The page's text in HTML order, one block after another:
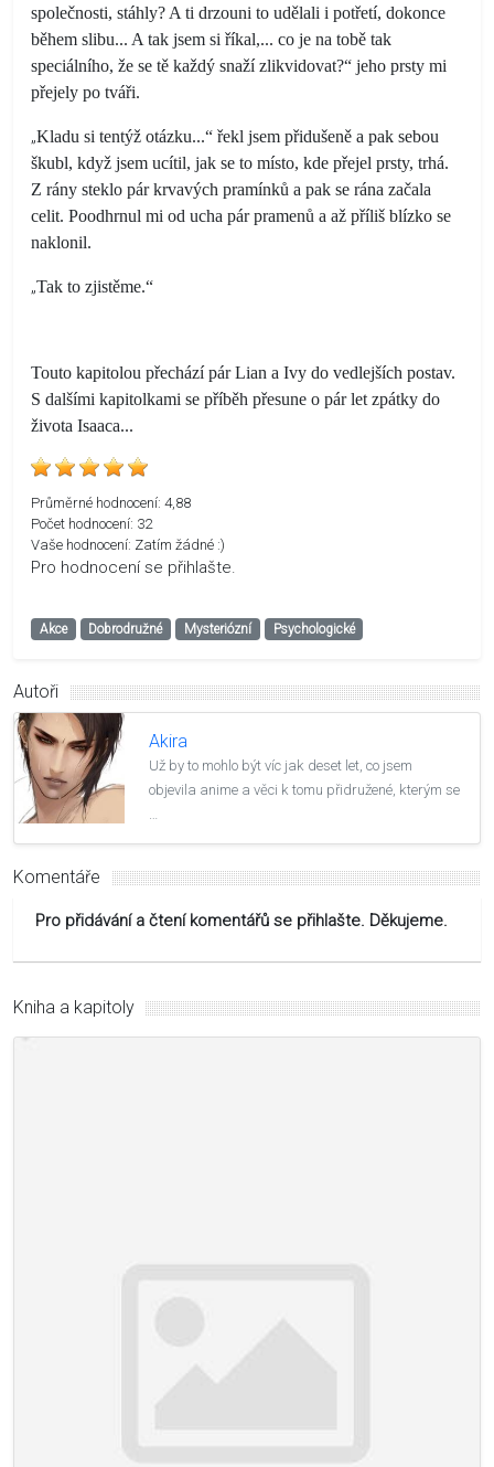
společnosti, stáhly? A ti drzouni to udělali i potřetí, dokonce
během slibu... A tak jsem si říkal,... co je na tobě tak
speciálního, že se tě každý snaží zlikvidovat?“ jeho prsty mi
přejely po tváři.
„Kladu si tentýž otázku...“ řekl jsem přidušeně a pak sebou
škubl, když jsem ucítil, jak se to místo, kde přejel prsty, trhá.
Z rány steklo pár krvavých pramínků a pak se rána začala
celit. Poodhrnul mi od ucha pár pramenů a až příliš blízko se
naklonil.
„Tak to zjistěme.“
Touto kapitolou přechází pár Lian a Ivy do vedlejších postav.
S dalšími kapitolkami se příběh přesune o pár let zpátky do
života Isaaca...
Průměrné hodnocení: 4,88
Počet hodnocení: 32
Vaše hodnocení: Zatím žádné :)
Pro hodnocení se přihlašte.
Akce Dobrodružné Mysteriózní Psychologické
Autoři
Akira
Už by to mohlo být víc jak deset let, co jsem
objevila anime a věci k tomu přidružené, kterým se
…
Komentáře
Pro přidávání a čtení komentářů se přihlašte. Děkujeme.
Kniha a kapitoly